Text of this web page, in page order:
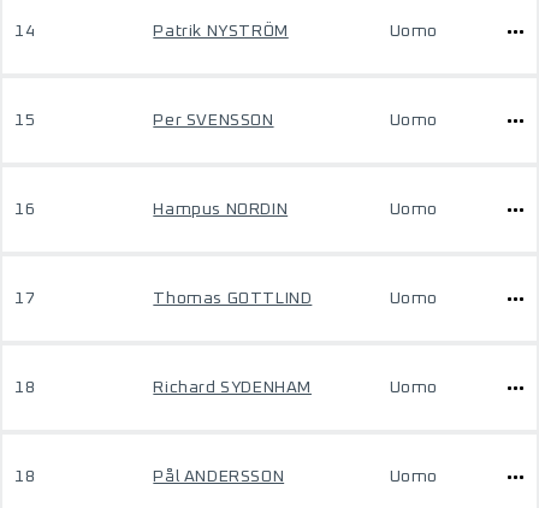
14 Patrik NYSTRÖM Uomo
15 Per SVENSSON Uomo
16 Hampus NORDIN Uomo
17 Thomas GOTTLIND Uomo
18 Richard SYDENHAM Uomo
18 Pål ANDERSSON Uomo